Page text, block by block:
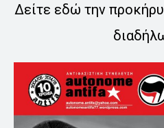
Δείτε εδώ την